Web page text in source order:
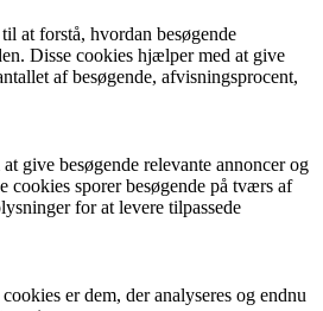
at forstå, hvordan besøgende
Disse cookies hjælper med at give
af besøgende, afvisningsprocent,
give besøgende relevante annoncer og
cookies sporer besøgende på tværs af
for at levere tilpassede
er dem, der analyseres og endnu